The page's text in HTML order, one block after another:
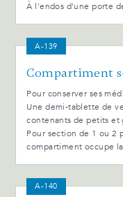
À l'endos d'une porte
A-139
Compartiment
Pour conserver ses
Une demi-tablette de
contenants de petits et
Pour section de 1 ou 2
compartiment occupe
A-140